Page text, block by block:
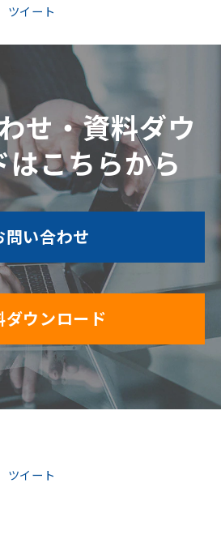
ツイート
せ・資料ダウ
はこちらから
問い合わせ
ダウンロード
ツイート